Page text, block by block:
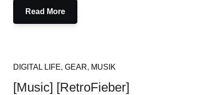
Read More
DIGITAL LIFE, GEAR, MUSIK
[Music] [RetroFieber]